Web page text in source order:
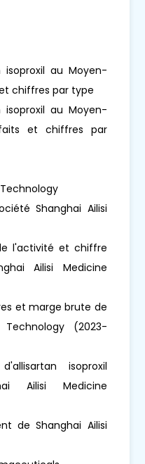
isoproxil au Moyen-
chiffres par type
isoproxil au Moyen-
et chiffres par
Technology
Shanghai Ailisi
l'activité et chiffre
Ailisi Medicine
et marge brute de
Technology (2023-
isoproxil
Ailisi Medicine
de Shanghai Ailisi